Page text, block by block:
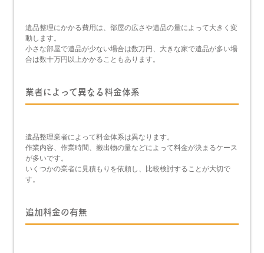
遺品整理にかかる費用は、部屋の広さや遺品の量によって大きく変
動します。
小さな部屋で遺品が少ない場合は数万円、大きな家で遺品が多い場
合は数十万円以上かかることもあります。
業者によって異なる料金体系
遺品整理業者によって料金体系は異なります。
作業内容、作業時間、搬出物の量などによって料金が決まるケース
が多いです。
いくつかの業者に見積もりを依頼し、比較検討することが大切で
す。
追加料金の有無